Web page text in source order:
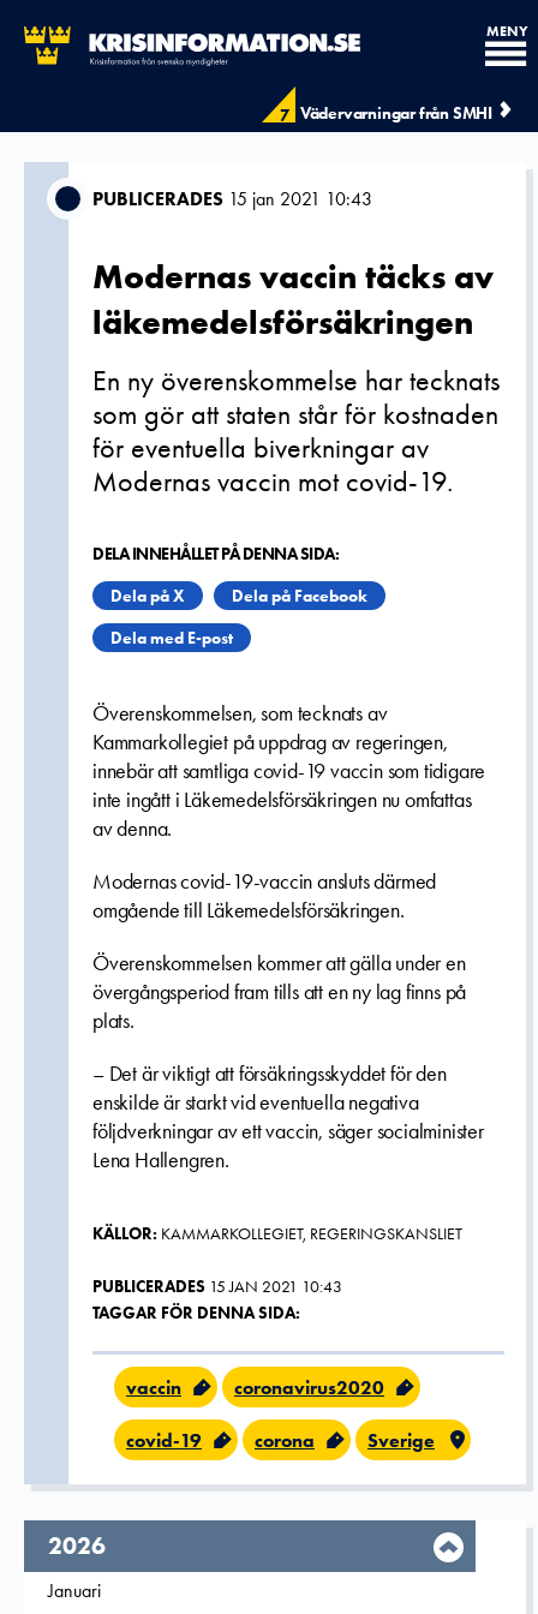
7 Vädervarningar från SMHI
MENY
PUBLICERADES 15 jan 2021 10:43
Modernas vaccin täcks av
läkemedelsförsäkringen
En ny överenskommelse har tecknats
som gör att staten står för kostnaden
för eventuella biverkningar av
Modernas vaccin mot covid-19.
DELA INNEHÅLLET PÅ DENNA SIDA:
Dela på X
Dela på Facebook
Dela med E-post
Överenskommelsen, som tecknats av
Kammarkollegiet på uppdrag av regeringen,
innebär att samtliga covid-19 vaccin som tidigare
inte ingått i Läkemedelsförsäkringen nu omfattas
av denna.
Modernas covid-19-vaccin ansluts därmed
omgående till Läkemedelsförsäkringen.
Överenskommelsen kommer att gälla under en
övergångsperiod fram tills att en ny lag finns på
plats.
– Det är viktigt att försäkringsskyddet för den
enskilde är starkt vid eventuella negativa
följdverkningar av ett vaccin, säger socialminister
Lena Hallengren.
KÄLLOR: KAMMARKOLLEGIET, REGERINGSKANSLIET
PUBLICERADES 15 JAN 2021 10:43
TAGGAR FÖR DENNA SIDA:
vaccin coronavirus2020
covid-19 corona Sverige
År,
2026
Filtrera på
Januari